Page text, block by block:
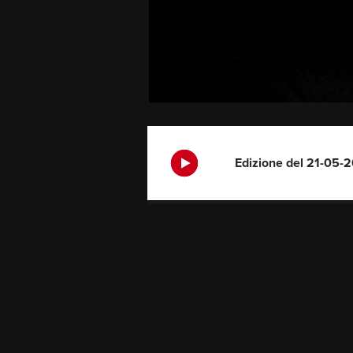
Edizione del 21-05-